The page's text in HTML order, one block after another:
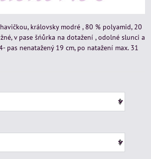
královsky modré , 80 % polyamid, 20
v pase šńůrka na dotažení , odolné slunci a
pas nenatažený 19 cm, po natažení max. 31